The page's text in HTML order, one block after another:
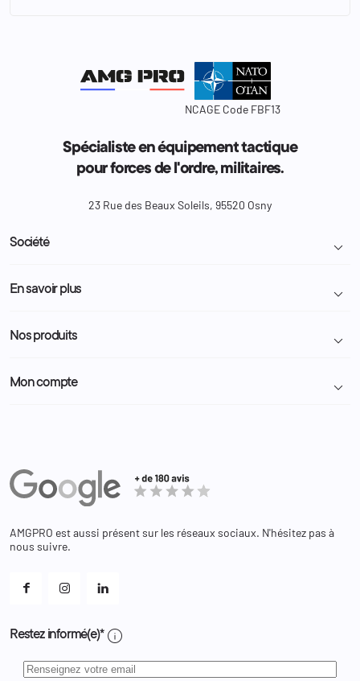
NCAGE Code FBF13
Spécialiste en équipement tactique
pour forces de l'ordre, militaires.
23 Rue des Beaux Soleils, 95520 Osny
Société 
Livraison et retour colis
Demande de devis
Nous contacter
En savoir plus 
Programme Fidélité
Administration
Nos produits 
Police Municipale | ASVP
Equipements
Bagagerie
Mon compte 
Adresses
Bons de réduction
Et les cookies ?
AMGPRO est aussi présent sur les réseaux sociaux. N'hésitez pas à
nous suivre.
Restez informé(e)* info